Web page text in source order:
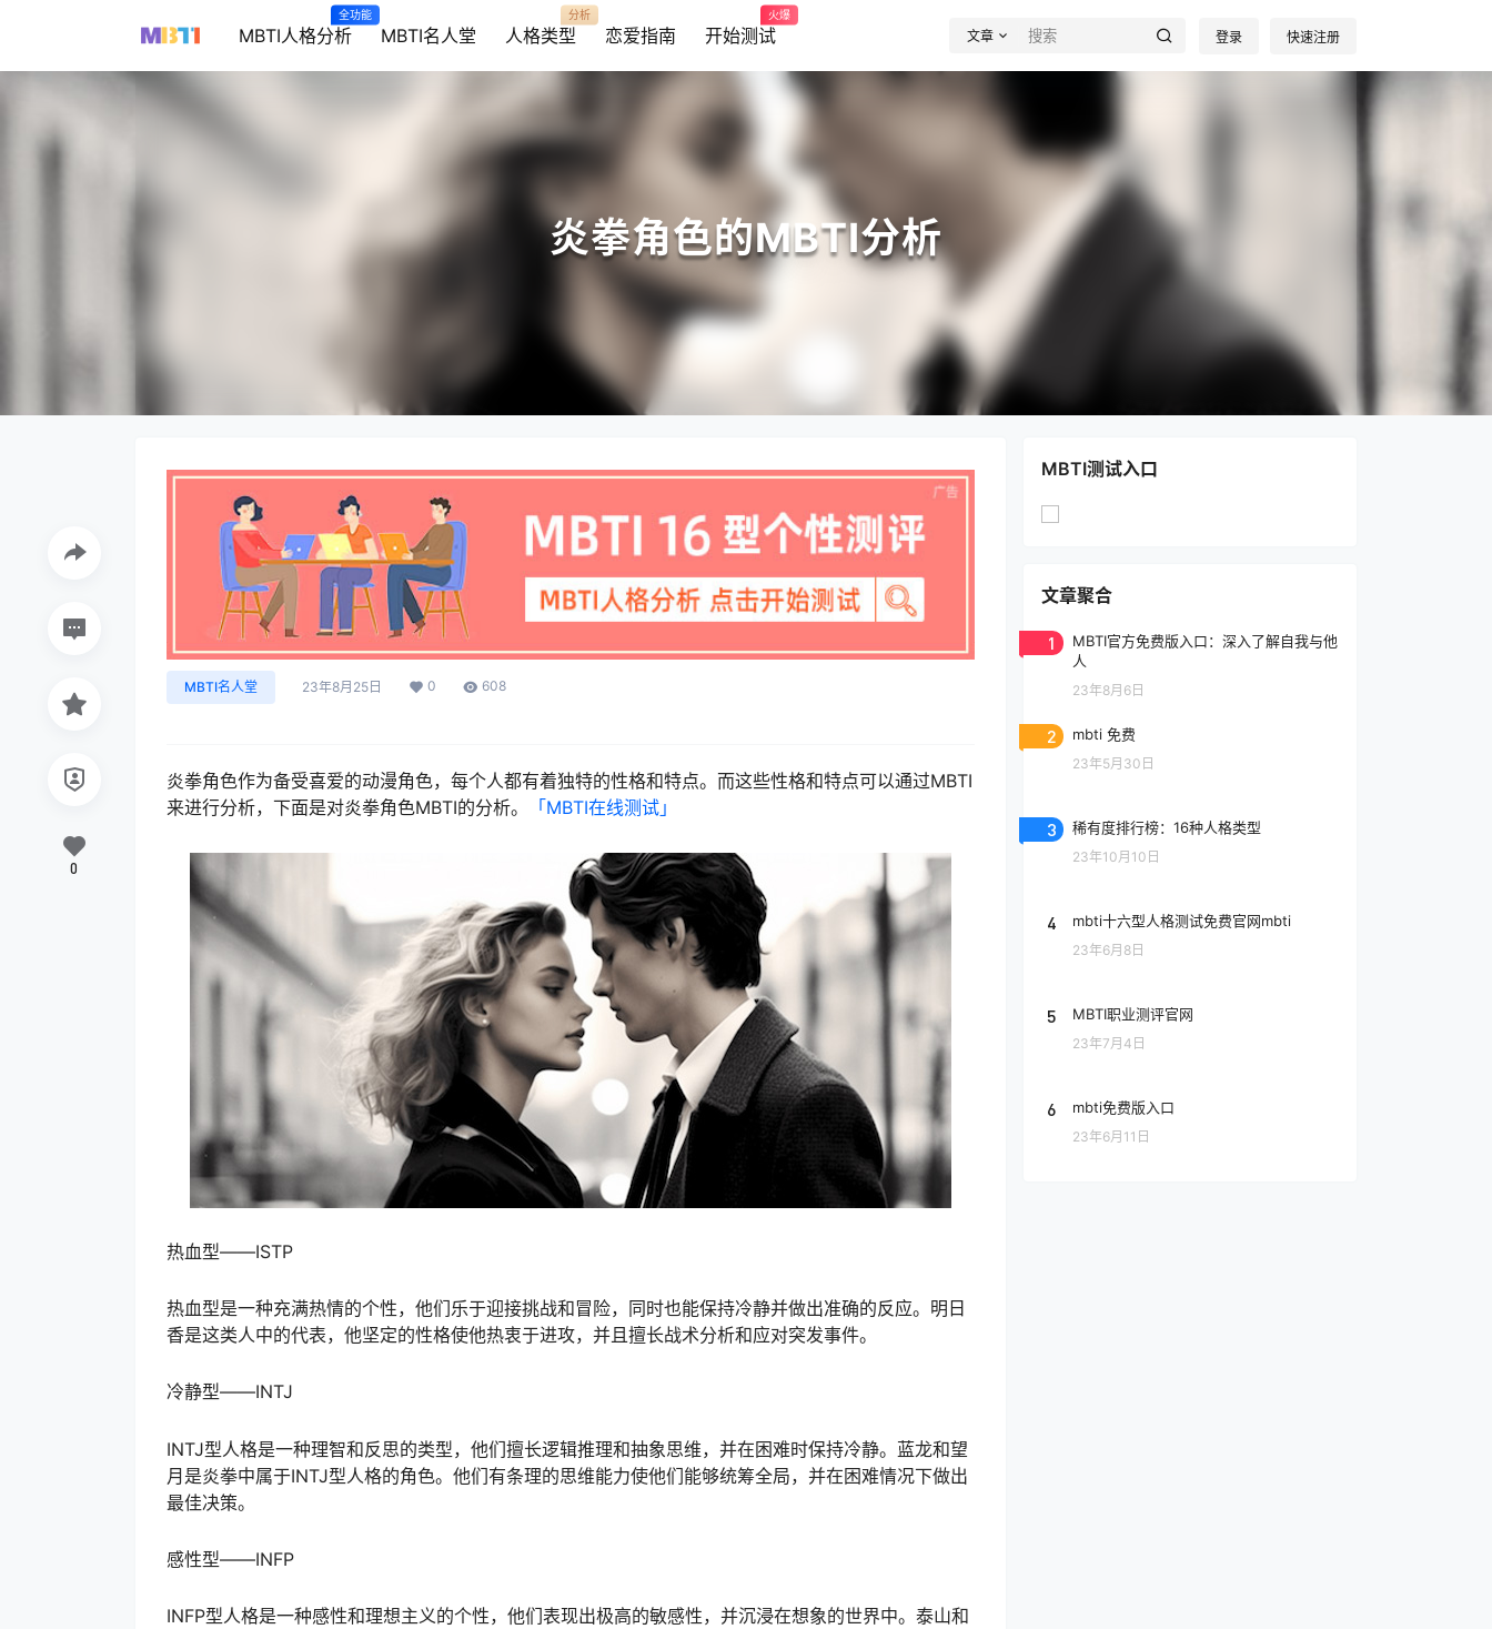
MBTI人格分析
全功能
MBTI名人堂 人格类型
分析
恋爱指南 开始测试
火爆
文章 登录 快速注册
炎拳角色的MBTI分析
MBTI名人堂 23年8月25日 0 608
炎拳角色作为备受喜爱的动漫角色，每个人都有着独特的性格和特点。而这些性格和特点可以通过MBTI
来进行分析，下面是对炎拳角色MBTI的分析。
「MBTI在线测试​」
热血型——ISTP
热血型是一种充满热情的个性，他们乐于迎接挑战和冒险，同时也能保持冷静并做出准确的反应。明日
香是这类人中的代表，他坚定的性格使他热衷于进攻，并且擅长战术分析和应对突发事件。
冷静型——INTJ
INTJ型人格是一种理智和反思的类型，他们擅长逻辑推理和抽象思维，并在困难时保持冷静。蓝龙和望
月是炎拳中属于INTJ型人格的角色。他们有条理的思维能力使他们能够统筹全局，并在困难情况下做出
最佳决策。
感性型——INFP
INFP型人格是一种感性和理想主义的个性，他们表现出极高的敏感性，并沉浸在想象的世界中。泰山和
0
MBTI测试入口
文章聚合
1
MBTI官方免费版入口：深入了解自我与他
人
23年8月6日
2 mbti 免费
23年5月30日
3 稀有度排行榜：16种人格类型
23年10月10日
4 mbti十六型人格测试免费官网mbti
23年6月8日
5 MBTI职业测评官网
23年7月4日
6 mbti免费版入口
23年6月11日